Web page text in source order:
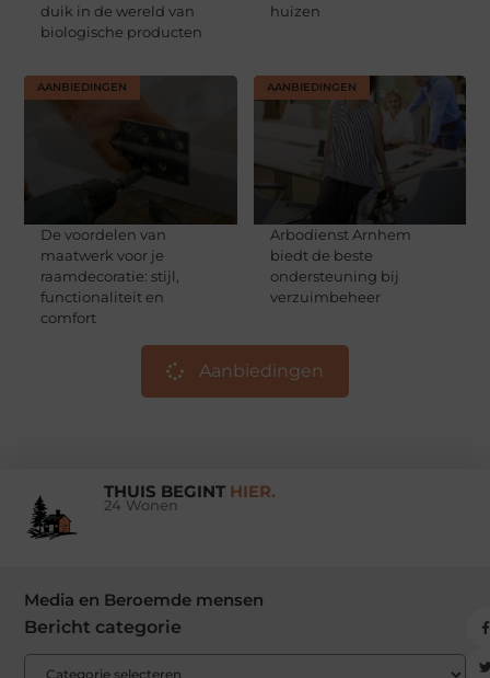
duik in de wereld van
biologische producten
huizen
AANBIEDINGEN
De voordelen van
maatwerk voor je
raamdecoratie: stijl,
functionaliteit en
comfort
AANBIEDINGEN
Arbodienst Arnhem
biedt de beste
ondersteuning bij
verzuimbeheer
Aanbiedingen
THUIS BEGINT HIER.
24 Wonen
Media en Beroemde mensen
Bericht categorie